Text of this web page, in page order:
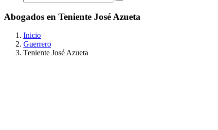
Abogados en Teniente José Azueta
Inicio
Guerrero
Teniente José Azueta